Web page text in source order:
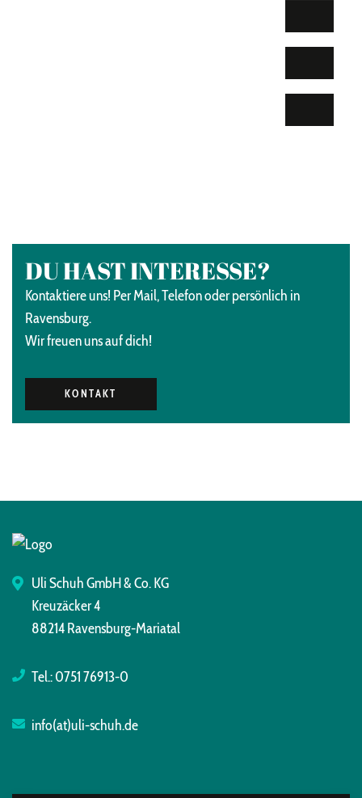
DU HAST INTERESSE?
Kontaktiere uns! Per Mail, Telefon oder persönlich in
Ravensburg.
Wir freuen uns auf dich!
KONTAKT
Uli Schuh GmbH & Co. KG
Kreuzäcker 4
88214 Ravensburg-Mariatal
Tel.:0751 76913-0
info(at)uli-schuh.de